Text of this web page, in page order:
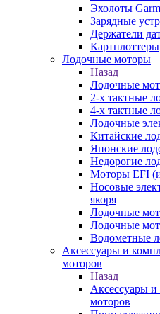
Эхолоты
Зарядные
Держатели
Картплоттеры
Лодочные моторы
Назад
Лодочные
2-х тактные
4-х тактные
Лодочные
Китайские
Японские
Недорогие
Моторы EFI
Носовые
якоря
Лодочные
Лодочные
Водометные
Аксессуары и
моторов
Назад
Аксессуары
моторов